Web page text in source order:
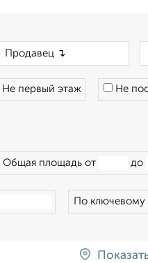
Не первый этаж Не
Общая площадь от до
По ключевому